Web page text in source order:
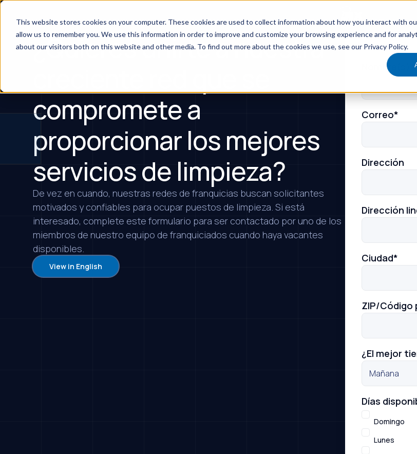
This website stores cookies on your computer. These cookies are used to collect information about how you interact with
allow us to remember you. We use this information in order to improve and customize your browsing experience and for
about our visitors both on this website and other media. To find out more about the cookies we use, see our Privacy Policy.
¿Quieres unirte a nuestra
compromete a
proporcionar los mejores
servicios de limpieza?
De vez en cuando, nuestras redes de franquicias buscan solicitantes
motivados y confiables para ocupar puestos de limpieza. Si está
interesado, complete este formulario para ser contactado por uno de los
miembros de nuestro equipo de franquiciados cuando haya vacantes
disponibles.
View in English
Nombre(s) *
Correo*
Dirección
Dirección
Ciudad*
ZIP/Código
¿El mejor
Días
Domingo
Lunes